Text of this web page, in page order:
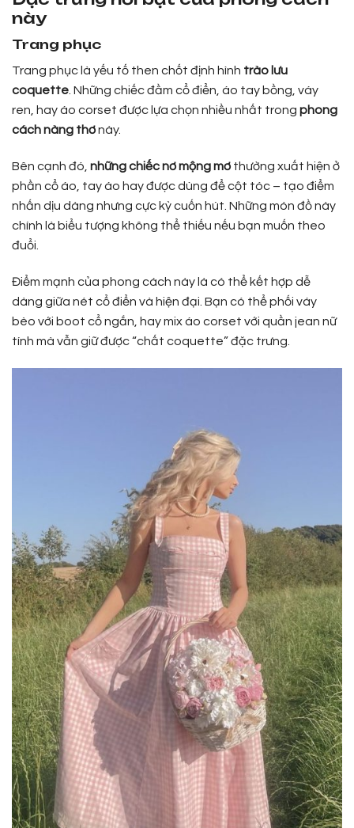
này
Trang phục
Trang phục là yếu tố then chốt định hình trào lưu
coquette. Những chiếc đầm cổ điển, áo tay bồng, váy
ren, hay áo corset được lựa chọn nhiều nhất trong phong
cách nàng thơnày.
Bên cạnh đó, những chiếc nơ mộng mơthường xuất hiện ở
phần cổ áo, tay áo hay được dùng để cột tóc – tạo điểm
nhấn dịu dàng nhưng cực kỳ cuốn hút. Những món đồ này
chính là biểu tượng không thể thiếu nếu bạn muốn theo
đuổi.
Điểm mạnh của phong cách này là có thể kết hợp dễ
dàng giữa nét cổ điển và hiện đại. Bạn có thể phối váy
bèo với boot cổ ngắn, hay mix áo corset với quần jean nữ
tính mà vẫn giữ được “chất coquette” đặc trưng.